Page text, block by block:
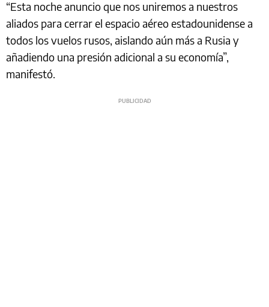
“Esta noche anuncio que nos uniremos a nuestros
aliados para cerrar el espacio aéreo estadounidense a
todos los vuelos rusos, aislando aún más a Rusia y
añadiendo una presión adicional a su economía”,
manifestó.